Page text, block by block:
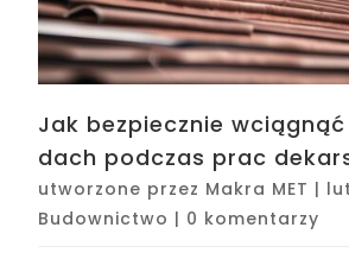
Jak bezpiecznie
dach podczas prac
utworzone przez Makra MET |
Budownictwo | 0 komentarzy